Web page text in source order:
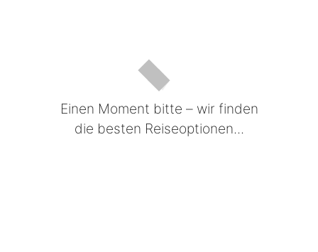
Einen Moment bitte – wir finden
die besten Reiseoptionen...